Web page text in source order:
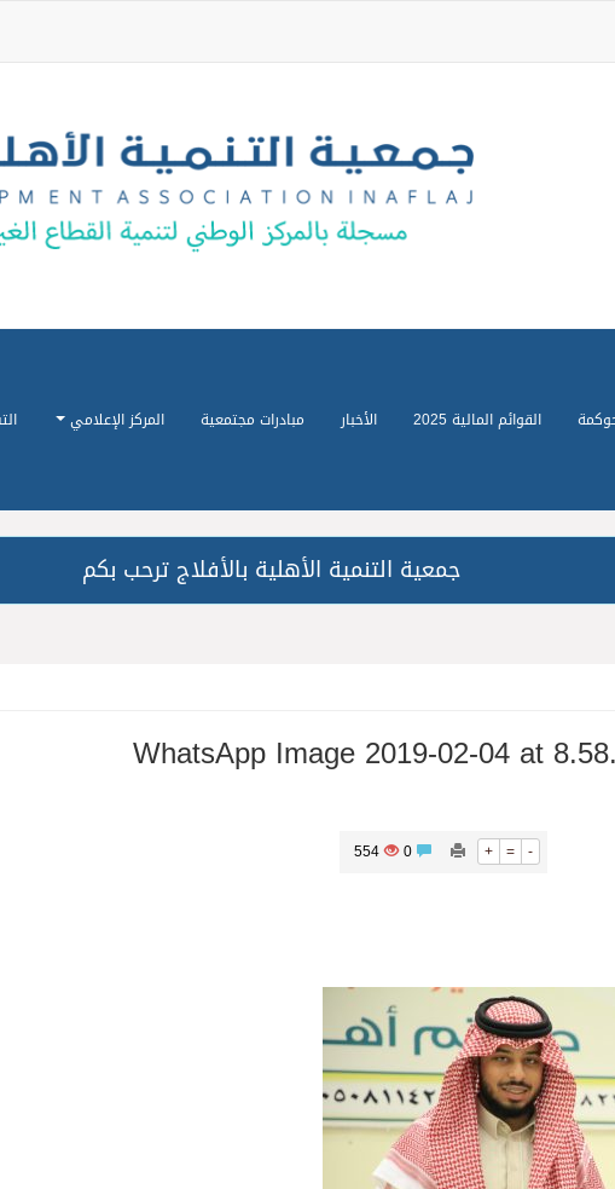
القوائم المالية 2025 الأخبار مبادرات مجتمعية المركز الإعلامي
جمعية التنمية الأهلية بالأفلاج ترحب بكم
WhatsApp Image 2019-02-04 at
+ = -
0
554